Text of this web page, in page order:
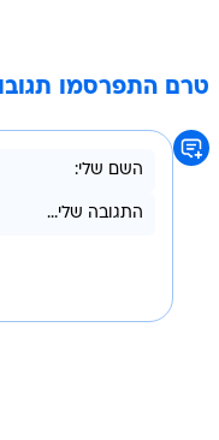
טרם התפרסמו